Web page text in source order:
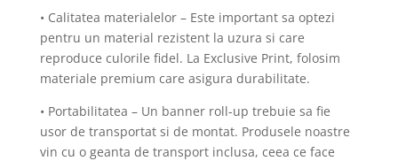
• Calitatea materialelor – Este important sa optezi
pentru un material rezistent la uzura si care
reproduce culorile fidel. La Exclusive Print, folosim
materiale premium care asigura durabilitate.
• Portabilitatea – Un banner roll-up trebuie sa fie
usor de transportat si de montat. Produsele noastre
vin cu o geanta de transport inclusa, ceea ce face